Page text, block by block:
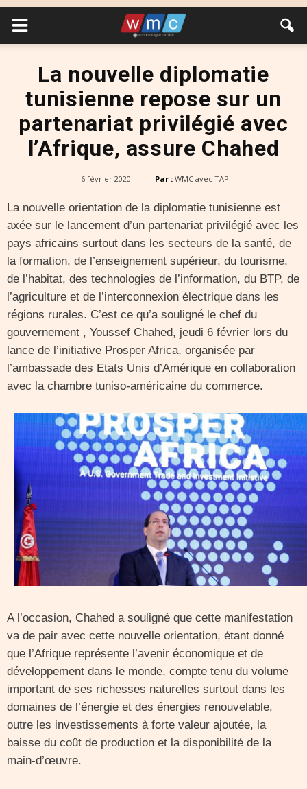
La nouvelle diplomatie
tunisienne repose sur un
partenariat privilégié avec
l’Afrique, assure Chahed
6 février 2020 Par : WMC avec TAP
La nouvelle orientation de la diplomatie tunisienne est
axée sur le lancement d’un partenariat privilégié avec les
pays africains surtout dans les secteurs de la santé, de
la formation, de l’enseignement supérieur, du tourisme,
de l’habitat, des technologies de l’information, du BTP, de
l’agriculture et de l’interconnexion électrique dans les
régions rurales. C’est ce qu’a souligné le chef du
gouvernement , Youssef Chahed, jeudi 6 février lors du
lance de l’initiative Prosper Africa, organisée par
l’ambassade des Etats Unis d’Amérique en collaboration
avec la chambre tuniso-américaine du commerce.
A l’occasion, Chahed a souligné que cette manifestation
va de pair avec cette nouvelle orientation, étant donné
que l’Afrique représente l’avenir économique et de
développement dans le monde, compte tenu du volume
important de ses richesses naturelles surtout dans les
domaines de l’énergie et des énergies renouvelable,
outre les investissements à forte valeur ajoutée, la
baisse du coût de production et la disponibilité de la
main-d’œuvre.